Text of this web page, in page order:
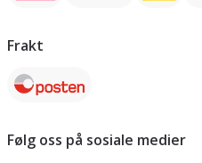
Frakt
Følg oss på sosiale medier